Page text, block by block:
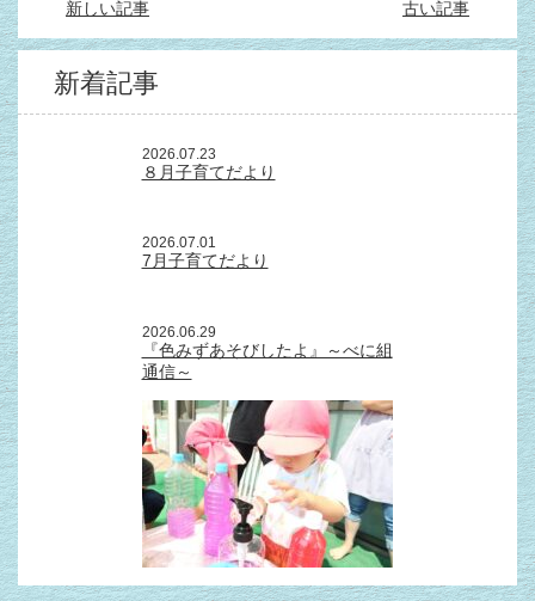
新しい記事 古い記事
新着記事
2026.07.23
８月子育てだより
2026.07.01
7月子育てだより
2026.06.29
『色みずあそびしたよ』～べに組
通信～